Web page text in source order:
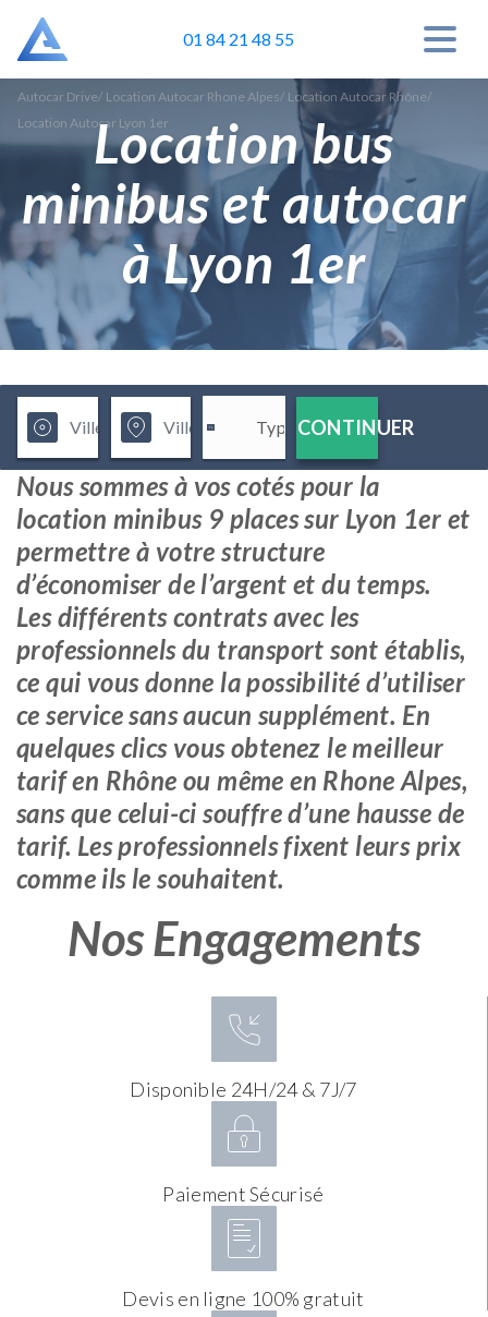
01 84 21 48 55
Autocar Drive/ Location Autocar Rhone Alpes/ Location Autocar Rhône/
Location Autocar Lyon 1erLocation bus
minibus et autocar
à Lyon 1er
CONTINUER
Nous sommes à vos cotés pour la
location minibus 9 places sur Lyon 1er et
permettre à votre structure
d’économiser de l’argent et du temps.
Les différents contrats avec les
professionnels du transport sont établis,
ce qui vous donne la possibilité d’utiliser
ce service sans aucun supplément. En
quelques clics vous obtenez le meilleur
tarif en Rhône ou même en Rhone Alpes,
sans que celui-ci souffre d’une hausse de
tarif. Les professionnels fixent leurs prix
comme ils le souhaitent.
Nos Engagements
Disponible 24H/24 & 7J/7
Paiement Sécurisé
Devis en ligne 100% gratuit